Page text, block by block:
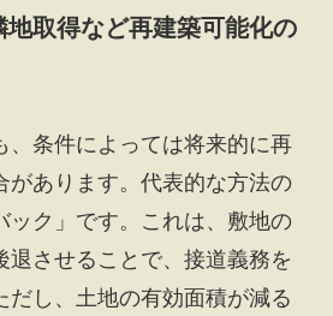
地取得など再建築可能化の
、条件によっては将来的に再
があります。代表的な方法の
ック」です。これは、敷地の
退させることで、接道義務を
だし、土地の有効面積が減る